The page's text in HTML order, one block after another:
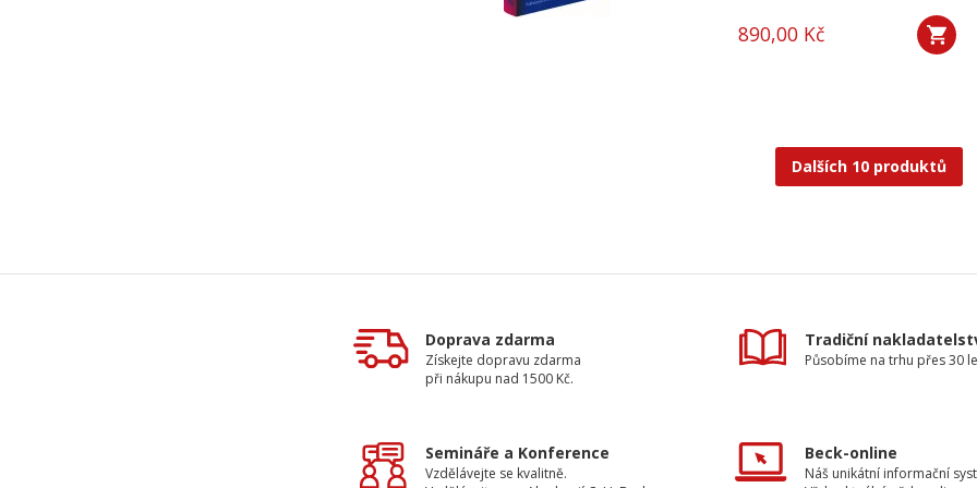
890,00 Kč
Dalších 10 produktů
Doprava zdarma
Získejte dopravu zdarma
při nákupu nad 1500 Kč.
Tradiční
Působíme na trhu přes 30
Semináře a Konference
Vzdělávejte se kvalitně.
Beck-online
Náš unikátní informační